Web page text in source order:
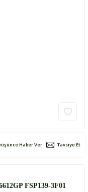
Haber Ver Tavsiye Et
FSP139-3F01